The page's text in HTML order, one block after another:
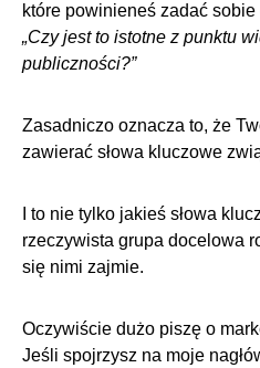
które powinieneś zadać sobie
„Czy jest to istotne z punktu
publiczności?”
Zasadniczo oznacza to, że
zawierać słowa kluczowe
I to nie tylko jakieś słowa
rzeczywista grupa docelowa
się nimi zajmie.
Oczywiście dużo piszę o
Jeśli spojrzysz na moje